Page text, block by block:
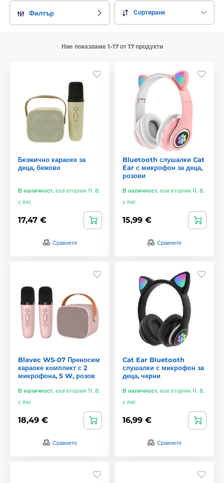
Филтър Сортиране
Ние показваме 1-17 от 17 продукти
Безжично караоке за
деца, бежово
В наличност, във вторник 11. 8.
у вас
17,47 €
Сравнете
Bluetooth слушалки Cat
Ear с микрофон за деца,
розови
В наличност, във вторник 11. 8.
у вас
15,99 €
Сравнете
Blavec WS-07 Преносим
караоке комплект с 2
микрофона, 5 W, розов
В наличност, във вторник 11. 8.
у вас
18,49 €
Сравнете
Cat Ear Bluetooth
слушалки с микрофон за
деца, черни
В наличност, във вторник 11. 8.
у вас
16,99 €
Сравнете